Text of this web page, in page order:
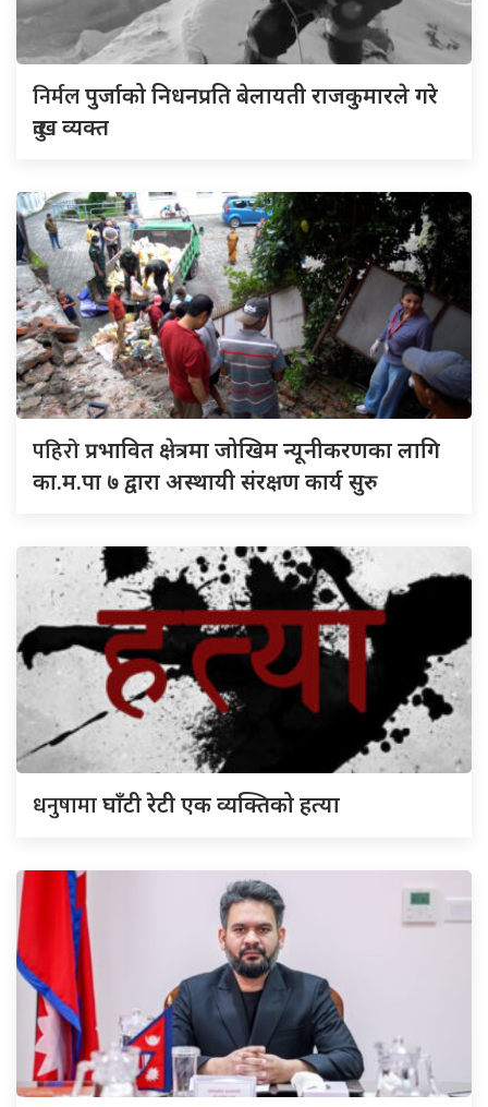
निर्मलपुर्जाको निधनप्रति बेलायती राजकुमारले गरे
दुःख व्यक्त
पहिरोप्रभावित क्षेत्रमा जोखिम न्यूनीकरणका लागि
का.म.पा ७ द्वारा अस्थायी संरक्षण कार्य सुरु
धनुषामाघाँटी रेटी एक व्यक्तिको हत्या